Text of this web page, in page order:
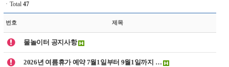
ㆍTotal 47
번호 제목
물놀이터 공지사항
2026년 여름휴가 예약 7월1일부터 9월1일까지 …